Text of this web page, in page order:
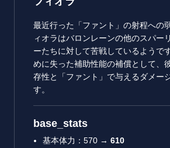
最近行った「ファント」の射程への
ィオラはバロンレーンの他のスパー
ーたちに対して苦戦しているようで
めに失った補助性能の補償として、
存性と「ファント」で与えるダメー
す。
base_stats
基本体力：570 → 610